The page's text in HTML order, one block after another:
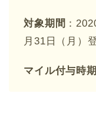
対象期間 ：
月31日（月）
マイル付与時期